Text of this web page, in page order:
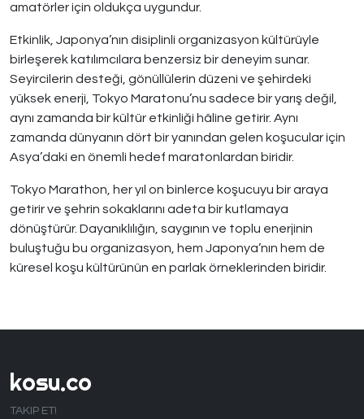
amatörler için oldukça uygundur.
Etkinlik, Japonya’nın disiplinli organizasyon kültürüyle
birleşerek katılımcılara benzersiz bir deneyim sunar.
Seyircilerin desteği, gönüllülerin düzeni ve şehirdeki
yüksek enerji, Tokyo Maratonu’nu sadece bir yarış değil,
aynı zamanda bir kültür etkinliği hâline getirir. Aynı
zamanda dünyanın dört bir yanından gelen koşucular için
Asya’daki en önemli hedef maratonlardan biridir.
Tokyo Marathon, her yıl on binlerce koşucuyu bir araya
getirir ve şehrin sokaklarını adeta bir kutlamaya
dönüştürür. Dayanıklılığın, saygının ve toplu enerjinin
buluştuğu bu organizasyon, hem Japonya’nın hem de
küresel koşu kültürünün en parlak örneklerinden biridir.
kosu.co
TAKIP ET!